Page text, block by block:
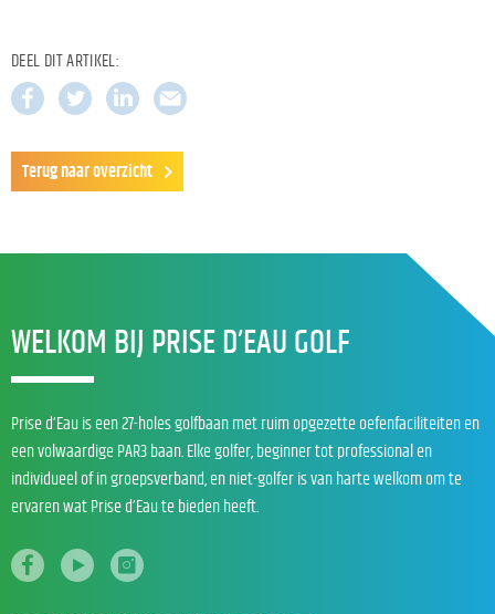
DEEL DIT ARTIKEL:
Terug naar overzicht
WELKOM BIJ PRISE D’EAU GOLF
Prise d’Eau is een 27-holes golfbaan met ruim opgezette oefenfaciliteiten en
een volwaardige PAR3 baan. Elke golfer, beginner tot professional en
individueel of in groepsverband, en niet-golfer is van harte welkom om te
ervaren wat Prise d’Eau te bieden heeft.